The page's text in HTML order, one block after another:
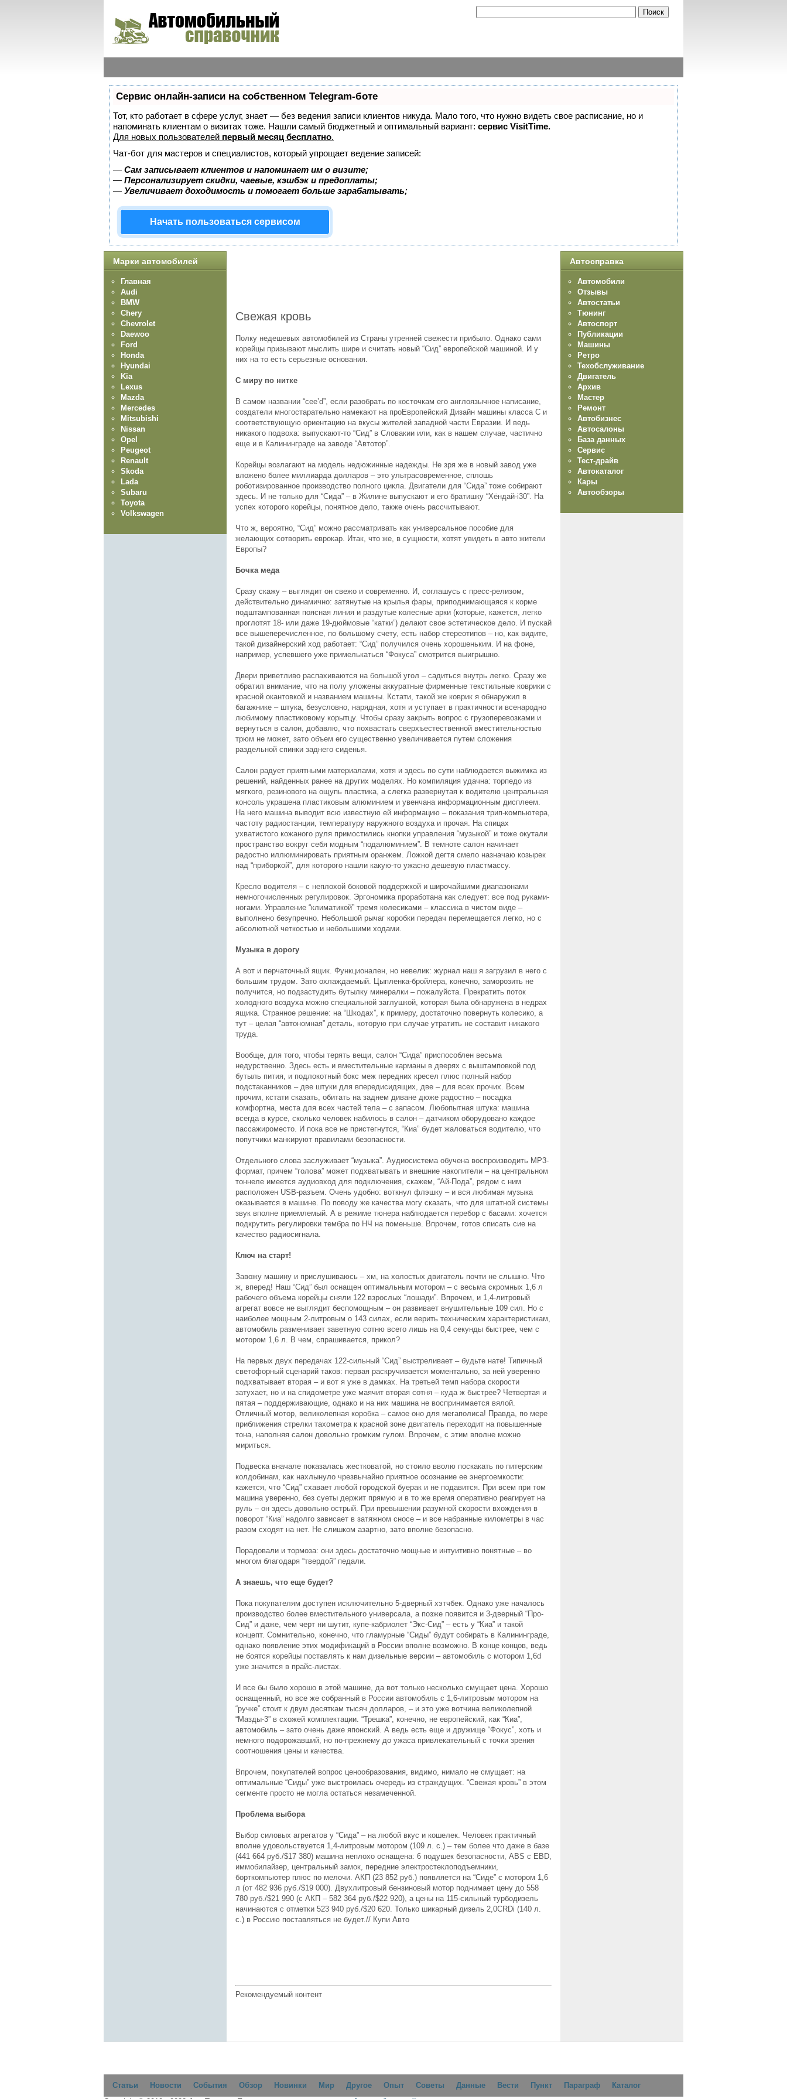
Сервис онлайн-записи на собственном Telegram-боте
Тот, кто работает в сфере услуг, знает — без ведения записи клиентов никуда. Мало того, что нужно видеть свое расписание, но и
напоминать клиентам о визитах тоже. Нашли самый бюджетный и оптимальный вариант: сервис VisitTime.
Для новых пользователей первый месяц бесплатно.
Чат-бот для мастеров и специалистов, который упрощает ведение записей:
— Сам записывает клиентов и напоминает им о визите;
— Персонализирует скидки, чаевые, кэшбэк и предоплаты;
— Увеличивает доходимость и помогает больше зарабатывать;
Начать пользоваться сервисом
Свежая кровь
Полку недешевых автомобилей из Страны утренней свежести прибыло. Однако сами
корейцы призывают мыслить шире и считать новый “Сид” европейской машиной. И у
них на то есть серьезные основания.
С миру по нитке
В самом названии “сee’d”, если разобрать по косточкам его англоязычное написание,
создатели многостарательно намекают на проEвропейский Дизайн машины класса С и
соответствующую ориентацию на вкусы жителей западной части Евразии. И ведь
никакого подвоха: выпускают-то “Сид” в Словакии или, как в нашем случае, частично
еще и в Калининграде на заводе “Автотор”.
Корейцы возлагают на модель недюжинные надежды. Не зря же в новый завод уже
вложено более миллиарда долларов – это ультрасовременное, сплошь
роботизированное производство полного цикла. Двигатели для “Сида” тоже собирают
здесь. И не только для “Сида” – в Жилине выпускают и его братишку “Хёндай-i30”. На
успех которого корейцы, понятное дело, также очень рассчитывают.
Что ж, вероятно, “Сид” можно рассматривать как универсальное пособие для
желающих сотворить еврокар. Итак, что же, в сущности, хотят увидеть в авто жители
Европы?
Бочка меда
Сразу скажу – выглядит он свежо и современно. И, соглашусь с пресс-релизом,
действительно динамично: затянутые на крылья фары, приподнимающаяся к корме
подштампованная поясная линия и раздутые колесные арки (которые, кажется, легко
проглотят 18- или даже 19-дюймовые “катки”) делают свое эстетическое дело. И пускай
все вышеперечисленное, по большому счету, есть набор стереотипов – но, как видите,
такой дизайнерский ход работает: “Сид” получился очень хорошеньким. И на фоне,
например, успевшего уже примелькаться “Фокуса” смотрится выигрышно.
Двери приветливо распахиваются на большой угол – садиться внутрь легко. Сразу же
обратил внимание, что на полу уложены аккуратные фирменные текстильные коврики с
красной окантовкой и названием машины. Кстати, такой же коврик я обнаружил в
багажнике – штука, безусловно, нарядная, хотя и уступает в практичности всенародно
любимому пластиковому корытцу. Чтобы сразу закрыть вопрос с грузоперевозками и
вернуться в салон, добавлю, что похвастать сверхъестественной вместительностью
трюм не может, зато объем его существенно увеличивается путем сложения
раздельной спинки заднего сиденья.
Салон радует приятными материалами, хотя и здесь по сути наблюдается выжимка из
решений, найденных ранее на других моделях. Но компиляция удачна: торпедо из
мягкого, резинового на ощупь пластика, а слегка развернутая к водителю центральная
консоль украшена пластиковым алюминием и увенчана информационным дисплеем.
На него машина выводит всю известную ей информацию – показания трип-компьютера,
частоту радиостанции, температуру наружного воздуха и прочая. На спицах
ухватистого кожаного руля примостились кнопки управления “музыкой” и тоже окутали
пространство вокруг себя модным “подалюминием”. В темноте салон начинает
радостно иллюминировать приятным оранжем. Ложкой дегтя смело назначаю козырек
над “приборкой”, для которого нашли какую-то ужасно дешевую пластмассу.
Кресло водителя – с неплохой боковой поддержкой и широчайшими диапазонами
немногочисленных регулировок. Эргономика проработана как следует: все под руками-
ногами. Управление “климатикой” тремя колесиками – классика в чистом виде –
выполнено безупречно. Небольшой рычаг коробки передач перемещается легко, но с
абсолютной четкостью и небольшими ходами.
Музыка в дорогу
А вот и перчаточный ящик. Функционален, но невелик: журнал наш я загрузил в него с
большим трудом. Зато охлаждаемый. Цыпленка-бройлера, конечно, заморозить не
получится, но подзастудить бутылку минералки – пожалуйста. Прекратить поток
холодного воздуха можно специальной заглушкой, которая была обнаружена в недрах
ящика. Странное решение: на “Шкодах”, к примеру, достаточно повернуть колесико, а
тут – целая “автономная” деталь, которую при случае утратить не составит никакого
труда.
Вообще, для того, чтобы терять вещи, салон “Сида” приспособлен весьма
недурственно. Здесь есть и вместительные карманы в дверях с выштамповкой под
бутыль пития, и подлокотный бокс меж передних кресел плюс полный набор
подстаканников – две штуки для впередисидящих, две – для всех прочих. Всем
прочим, кстати сказать, обитать на заднем диване дюже радостно – посадка
комфортна, места для всех частей тела – с запасом. Любопытная штука: машина
всегда в курсе, сколько человек набилось в салон – датчиком оборудовано каждое
пассажироместо. И пока все не пристегнутся, “Киа” будет жаловаться водителю, что
попутчики манкируют правилами безопасности.
Отдельного слова заслуживает “музыка”. Аудиосистема обучена воспроизводить МР3-
формат, причем “голова” может подхватывать и внешние накопители – на центральном
тоннеле имеется аудиовход для подключения, скажем, “Ай-Пода”, рядом с ним
расположен USB-разъем. Очень удобно: воткнул флэшку – и вся любимая музыка
оказывается в машине. По поводу же качества могу сказать, что для штатной системы
звук вполне приемлемый. А в режиме тюнера наблюдается перебор с басами: хочется
подкрутить регулировки тембра по НЧ на поменьше. Впрочем, готов списать сие на
качество радиосигнала.
Ключ на старт!
Завожу машину и прислушиваюсь – хм, на холостых двигатель почти не слышно. Что
ж, вперед! Наш “Сид” был оснащен оптимальным мотором – с весьма скромных 1,6 л
рабочего объема корейцы сняли 122 взрослых “лошади”. Впрочем, и 1,4-литровый
агрегат вовсе не выглядит беспомощным – он развивает внушительные 109 сил. Но c
наиболее мощным 2-литровым о 143 силах, если верить техническим характеристикам,
автомобиль разменивает заветную сотню всего лишь на 0,4 секунды быстрее, чем с
мотором 1,6 л. В чем, спрашивается, прикол?
На первых двух передачах 122-сильный “Сид” выстреливает – будьте нате! Типичный
светофорный сценарий таков: первая раскручивается моментально, за ней уверенно
подхватывает вторая – и вот я уже в дамках. На третьей темп набора скорости
затухает, но и на спидометре уже маячит вторая сотня – куда ж быстрее? Четвертая и
пятая – поддерживающие, однако и на них машина не воспринимается вялой.
Отличный мотор, великолепная коробка – самое оно для мегаполиса! Правда, по мере
приближения стрелки тахометра к красной зоне двигатель переходит на повышенные
тона, наполняя салон довольно громким гулом. Впрочем, с этим вполне можно
мириться.
Подвеска вначале показалась жестковатой, но стоило вволю поскакать по питерским
колдобинам, как нахлынуло чрезвычайно приятное осознание ее энергоемкости:
кажется, что “Сид” схавает любой городской буерак и не подавится. При всем при том
машина уверенно, без суеты держит прямую и в то же время оперативно реагирует на
руль – он здесь довольно острый. При превышении разумной скорости вхождения в
поворот “Киа” надолго зависает в затяжном сносе – и все набранные километры в час
разом сходят на нет. Не слишком азартно, зато вполне безопасно.
Порадовали и тормоза: они здесь достаточно мощные и интуитивно понятные – во
многом благодаря “твердой” педали.
А знаешь, что еще будет?
Пока покупателям доступен исключительно 5-дверный хэтчбек. Однако уже началось
производство более вместительного универсала, а позже появится и 3-дверный “Про-
Сид” и даже, чем черт ни шутит, купе-кабриолет “Экс-Сид” – есть у “Киа” и такой
концепт. Сомнительно, конечно, что гламурные “Сиды” будут собирать в Калининграде,
однако появление этих модификаций в России вполне возможно. В конце концов, ведь
не боятся корейцы поставлять к нам дизельные версии – автомобиль с мотором 1,6d
уже значится в прайс-листах.
И все бы было хорошо в этой машине, да вот только несколько смущает цена. Хорошо
оснащенный, но все же собранный в России автомобиль с 1,6-литровым мотором на
“ручке” стоит к двум десяткам тысяч долларов, – и это уже вотчина великолепной
“Мазды-3” в схожей комплектации. “Трешка”, конечно, не европейский, как “Киа”,
автомобиль – зато очень даже японский. А ведь есть еще и дружище “Фокус”, хоть и
немного подорожавший, но по-прежнему до ужаса привлекательный с точки зрения
соотношения цены и качества.
Впрочем, покупателей вопрос ценообразования, видимо, нимало не смущает: на
оптимальные “Сиды” уже выстроилась очередь из страждущих. “Свежая кровь” в этом
сегменте просто не могла остаться незамеченной.
Проблема выбора
Выбор силовых агрегатов у “Сида” – на любой вкус и кошелек. Человек практичный
вполне удовольствуется 1,4-литровым мотором (109 л. с.) – тем более что даже в базе
(441 664 руб./$17 380) машина неплохо оснащена: 6 подушек безопасности, ABS c EBD,
иммобилайзер, центральный замок, передние электростеклоподъемники,
борткомпьютер плюс по мелочи. АКП (23 852 руб.) появляется на “Сиде” с мотором 1,6
л (от 482 936 руб./$19 000). Двухлитровый бензиновый мотор поднимает цену до 558
780 руб./$21 990 (с АКП – 582 364 руб./$22 920), а цены на 115-сильный турбодизель
начинаются с отметки 523 940 руб./$20 620. Только шикарный дизель 2,0CRDi (140 л.
с.) в Россию поставляться не будет.// Купи Авто
Рекомендуемый контент
Марки автомобилей
Главная
Audi
BMW
Chery
Chevrolet
Daewoo
Ford
Honda
Hyundai
Kia
Lexus
Mazda
Mercedes
Mitsubishi
Nissan
Opel
Peugeot
Renault
Skoda
Lada
Subaru
Toyota
Volkswagen
Автосправка
Автомобили
Отзывы
Автостатьи
Тюнинг
Автоспорт
Публикации
Машины
Ретро
Техобслуживание
Двигатель
Архив
Мастер
Ремонт
Автобизнес
Автосалоны
База данных
Сервис
Тест-драйв
Автокаталог
Кары
Автообзоры
Статьи Новости События Обзор Новинки Мир Другое Опыт Советы Данные Вести Пункт Параграф
Каталог